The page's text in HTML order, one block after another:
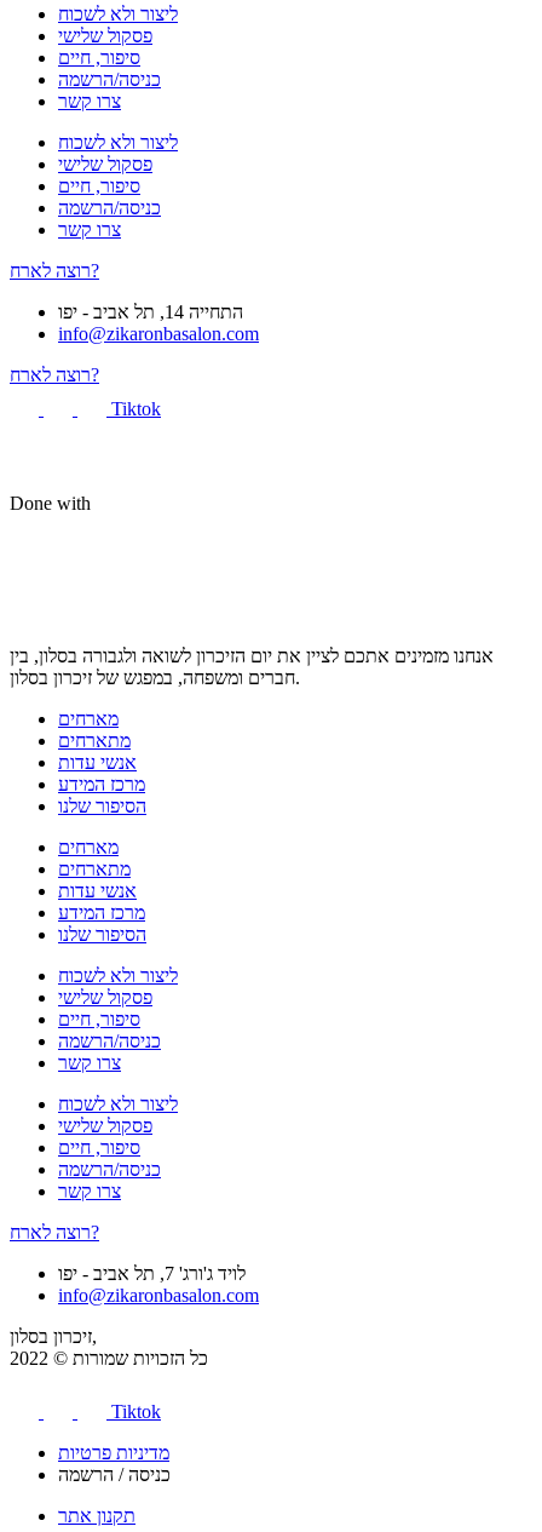
ליצור ולא לשכוח
פסקול שלישי
סיפור, חיים
כניסה/הרשמה
צרו קשר
ליצור ולא לשכוח
פסקול שלישי
סיפור, חיים
כניסה/הרשמה
צרו קשר
רוצה לארח?
התחייה 14, תל אביב - יפו
info@zikaronbasalon.com
רוצה לארח?
Tiktok
Done with
אנחנו מזמינים אתכם לציין את יום הזיכרון לשואה ולגבורה בסלון, בין
חברים ומשפחה, במפגש של זיכרון בסלון.
מארחים
מתארחים
אנשי עדות
מרכז המידע
הסיפור שלנו
מארחים
מתארחים
אנשי עדות
מרכז המידע
הסיפור שלנו
ליצור ולא לשכוח
פסקול שלישי
סיפור, חיים
כניסה/הרשמה
צרו קשר
ליצור ולא לשכוח
פסקול שלישי
סיפור, חיים
כניסה/הרשמה
צרו קשר
רוצה לארח?
לויד ג'ורג' 7, תל אביב - יפו
info@zikaronbasalon.com
זיכרון בסלון,
כל הזכויות שמורות © 2022
Tiktok
מדיניות פרטיות
כניסה / הרשמה
תקנון אתר